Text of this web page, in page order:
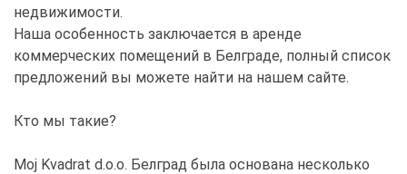
недвижимости.
Наша особенность заключается в аренде
коммерческих помещений в Белграде, полный список
предложений вы можете найти на нашем сайте.
Кто мы такие?
Moj Kvadrat d.o.o. Белград была основана несколько